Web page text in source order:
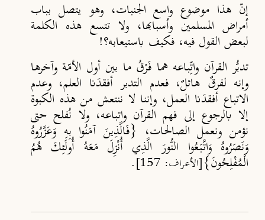
إنّ هذا موضوع واسع الجنبات، وهو يتصل بباب
أمراض المسلمين وأسبابها، ولا تتسع هذه الكلمة
لبعض القول فيه، فكيف باستيعابه؟!
تدبُّر القرآن واتِّباعه هما فَرْقُ ما بين أول الأمّة وآخرها
وإنه لفرقٌ هائلٌ، فعدم التدبر أفقدَنا العلم، وعدم
الاتباع أفقدَنا العمل، وإننا لا ننتعش من هذه الكبوة
إلا بالرجوع إلى فهم القرآن واتباعه، ولا نُفلح حتى
نؤمن ونعمل الصالحات، {فَالَّذِينَ آمَنُوا بِهِ وَعَزَّرُوهُ
وَنَصَرُوهُ وَاتَّبَعُوا النُّورَ الَّذِي أُنْزِلَ مَعَهُ أُولَئِكَ هُمُ
الْمُفْلِحُونَ}[الأعراف: 157] .